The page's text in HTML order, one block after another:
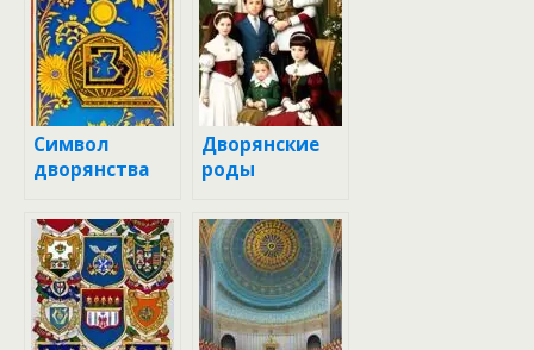
Символ
дворянства
Дворянские
роды